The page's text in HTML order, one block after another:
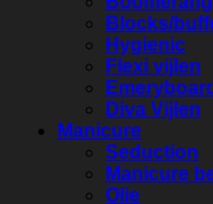
Blocks/
Hygienic
Flexi vijlen
Diva Vijlen
Manicure
Seduction
Manicure
Olie